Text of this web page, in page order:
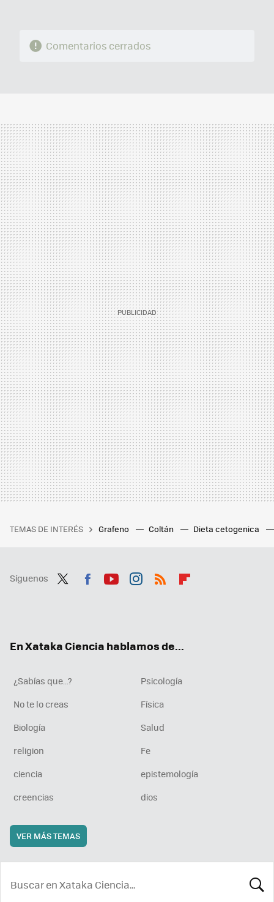
Comentarios cerrados
TEMAS DE INTERÉS Grafeno Coltán Dieta cetogenica
Síguenos
En Xataka Ciencia hablamos de...
¿Sabías que...?
Psicología
No te lo creas
Física
Biología
Salud
religion
Fe
ciencia
epistemología
creencias
dios
VER MÁS TEMAS